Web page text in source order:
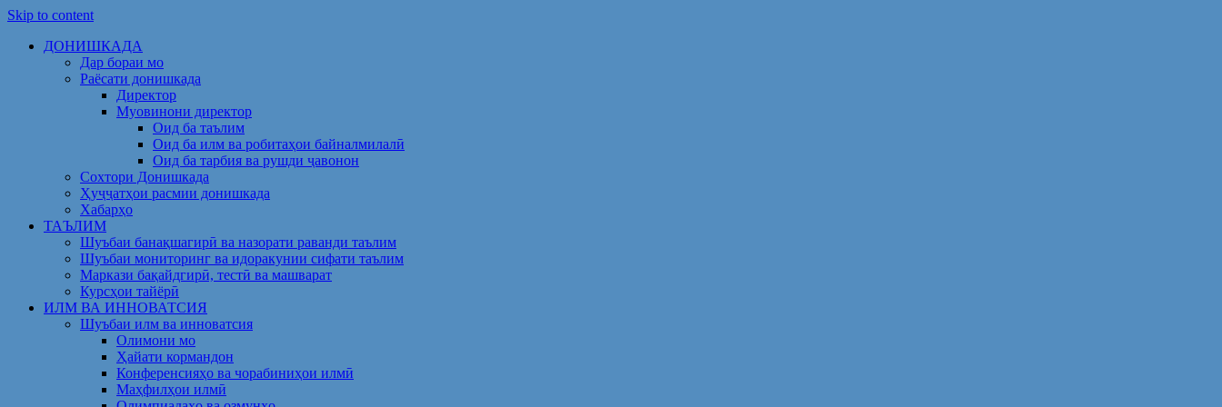
Skip to content
ДОНИШКАДА
Дар бораи мо
Раёсати донишкада
Директор
Муовинони директор
Оид ба таълим
Оид ба илм ва робитаҳои байналмилалӣ
Оид ба тарбия ва рушди ҷавонон
Сохтори Донишкада
Ҳуҷҷатҳои расмии донишкада
Хабарҳо
ТАЪЛИМ
Шуъбаи банақшагирӣ ва назорати раванди таълим
Шуъбаи мониторинг ва идоракунии сифати таълим
Маркази бақайдгирӣ, тестӣ ва машварат
Курсҳои тайёрӣ
ИЛМ ВА ИННОВАТСИЯ
Шуъбаи илм ва инноватсия
Олимони мо
Ҳайати кормандон
Конференсияҳо ва чорабиниҳои илмӣ
Маҳфилҳои илмӣ